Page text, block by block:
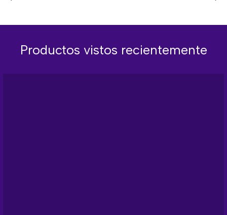
Productos vistos recientemente